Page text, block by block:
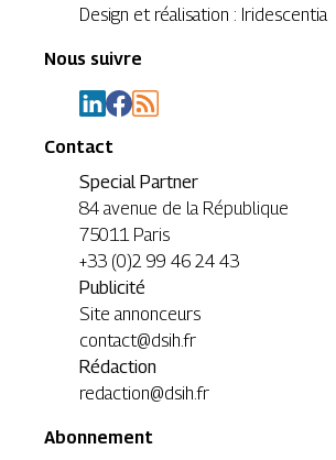
Design et réalisation : Iridescentia
Nous suivre
Contact
Special Partner
84 avenue de la République
75011 Paris
+33 (0)2 99 46 24 43
Publicité
Site annonceurs
contact@dsih.fr
Rédaction
redaction@dsih.fr
Abonnement